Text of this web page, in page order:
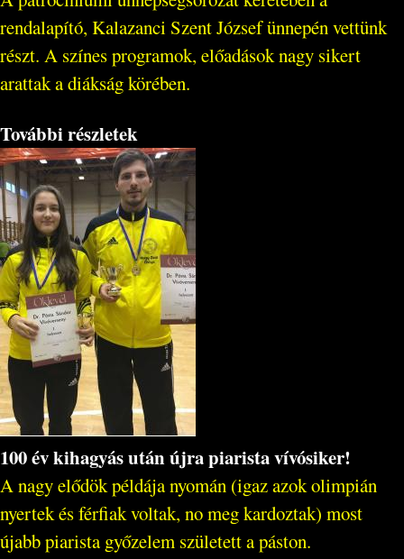
rendalapító, Kalazanci Szent József ünnepén vettünk
részt. A színes programok, előadások nagy sikert
arattak a diákság körében.
További részletek
100 év kihagyás után újra piarista vívósiker!
A nagy elődök példája nyomán (igaz azok olimpián
nyertek és férfiak voltak, no meg kardoztak) most
újabb piarista győzelem született a páston.